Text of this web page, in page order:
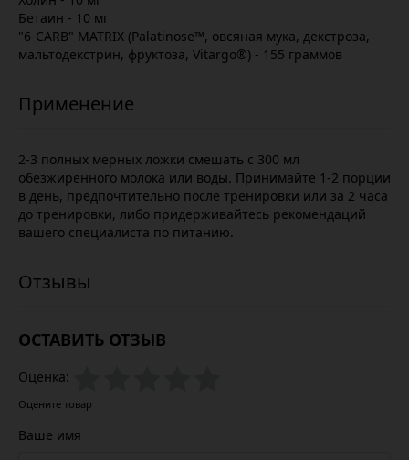
Бетаин - 10 мг
"6-CARB" MATRIX (Palatinose™, овсяная мука, декстроза,
мальтодекстрин, фруктоза, Vitargo®) - 155 граммов
2-3 полных мерных ложки смешать с 300 мл
обезжиренного молока или воды. Принимайте 1-2 порции
в день, предпочтительно после тренировки или за 2 часа
до тренировки, либо придерживайтесь рекомендаций
вашего специалиста по питанию.
ОСТАВИТЬ ОТЗЫВ
Оценка:
Оцените товар
Ваше имя